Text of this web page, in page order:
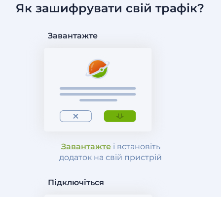
Як зашифрувати свій трафік?
Завантажте
Завантажтеі встановіть
додаток на свій пристрій
Підключіться